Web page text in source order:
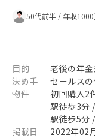
50代前半 / 年収
目的
老後の年
決め手
セールス
物件
初回購入2
駅徒歩3分
駅徒歩5分
掲載日
2022年02